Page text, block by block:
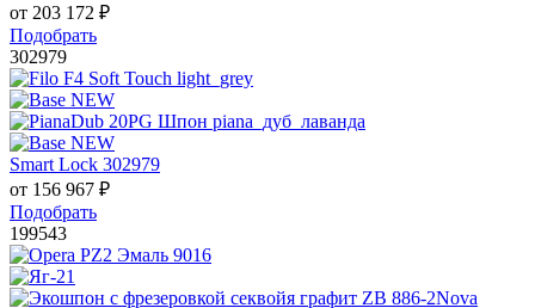
от 203 172 ₽
Подобрать
302979
Smart Lock 302979
от 156 967 ₽
Подобрать
199543